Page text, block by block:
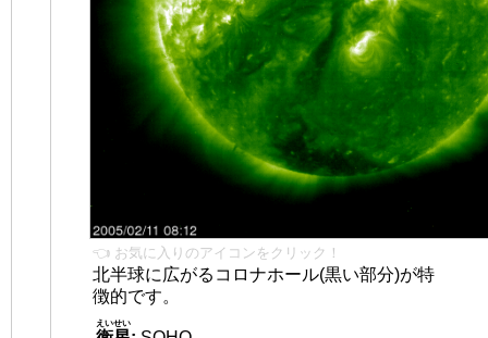
👈 お気に入りのアイコンをクリック！
北半球に広がるコロナホール(黒い部分)が特
徴的です。
えいせい